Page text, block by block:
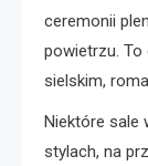
ceremonii
powietrzu. To
sielskim,
Niektóre sale
stylach, na